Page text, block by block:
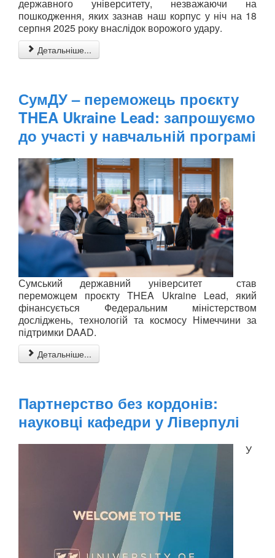
державного університету, незважаючи на
пошкодження, яких зазнав наш корпус у ніч на 18
серпня 2025 року внаслідок ворожого удару.
Детальніше...
СумДУ – переможець проєкту
THEA Ukraine Lead: запрошуємо
до участі у навчальній програмі
Сумський державний університет став
переможцем проєкту THEA Ukraine Lead, який
фінансується Федеральним міністерством
досліджень, технологій та космосу Німеччини за
підтримки DAAD.
Детальніше...
Партнерство без кордонів:
науковці кафедри у Ліверпулі
У